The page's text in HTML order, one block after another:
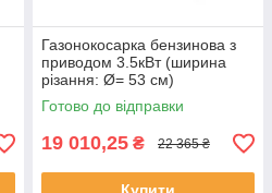
Газонокосарка бензинова з
приводом 3.5кВт (ширина
різання: Ø= 53 см)
травозбірник 62л Yato YT-
85532
Готово до відправки
19 010,25 ₴ 22 365 ₴